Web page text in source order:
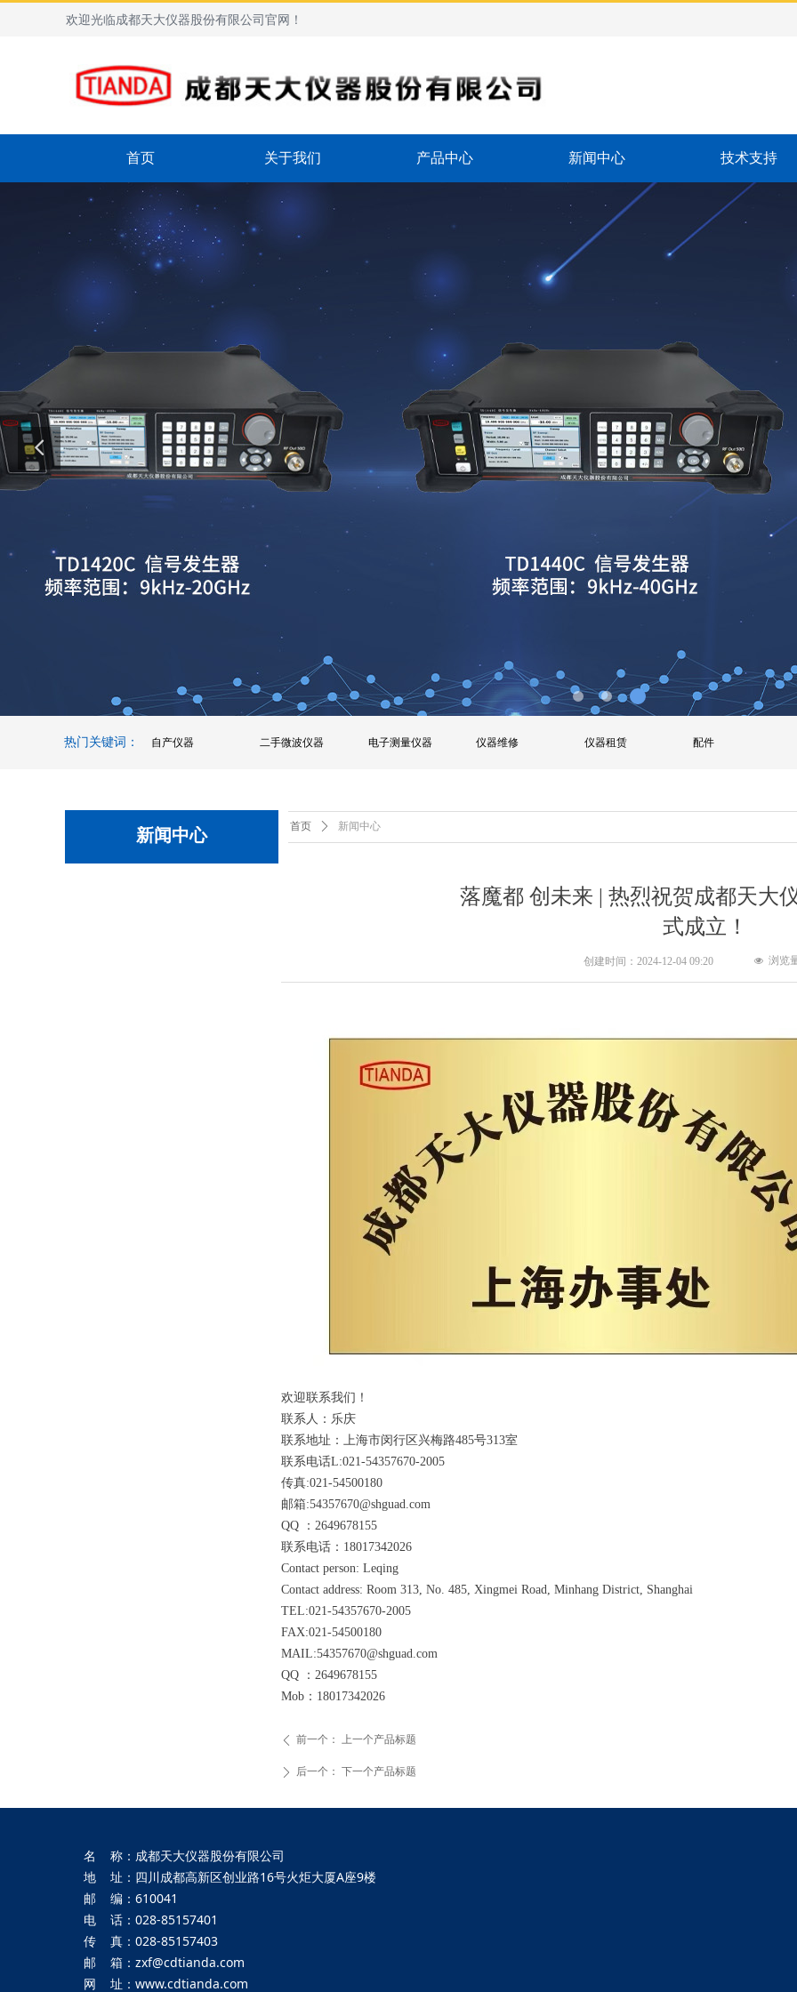
欢迎光临成都天大仪器股份有限公司官网！
首页 关于我们 产品中心 新闻中心 技术支持
热门关键词： 自产仪器 二手微波仪器 电子测量仪器 仪器维修 仪器租赁 配件
首页 ꄲ 新闻中心
落魔都 创未来 | 热烈祝贺成都天大
式成立！
创建时间： 2024-12-04 09:20 넶 浏览
欢迎联系我们！
联系人：乐庆
联系地址：上海市闵行区兴梅路485号313室
联系电话L:021-54357670-2005
传真:021-54500180
邮箱:54357670@shguad.com
QQ ：2649678155
联系电话：18017342026
Contact person: Leqing
Contact address: Room 313, No. 485, Xingmei Road, Minhang District, Shanghai
TEL:021-54357670-2005
FAX:021-54500180
MAIL:54357670@shguad.com
QQ ：2649678155
Mob：18017342026
ꄴ 前一个： 上一个产品标题
ꄲ 后一个： 下一个产品标题
新闻中心
名 称：成都天大仪器股份有限公司
地 址：四川成都高新区创业路16号火炬大厦A座9楼
邮 编：610041
电 话：028-85157401
传 真：028-85157403
邮 箱：zxf@cdtianda.com
网 址：www.cdtianda.com